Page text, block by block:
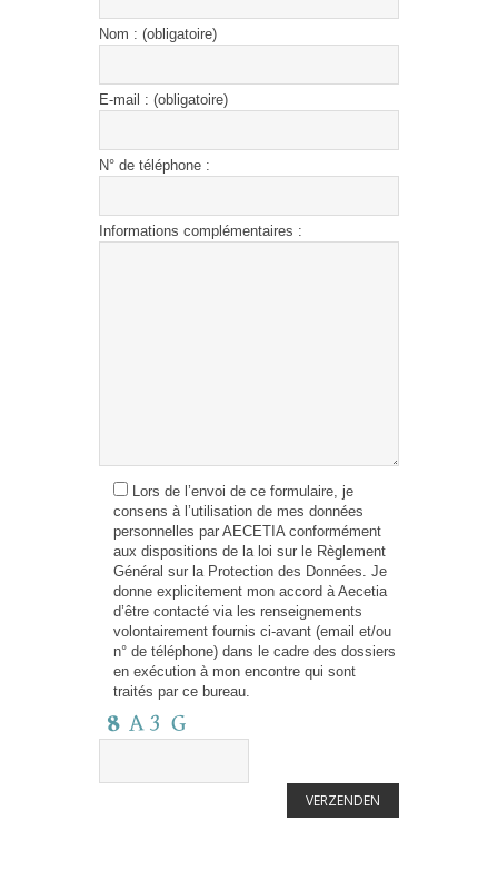
Nom : (obligatoire)
E-mail : (obligatoire)
N° de téléphone :
Informations complémentaires :
Lors de l’envoi de ce formulaire, je
consens à l’utilisation de mes données
personnelles par AECETIA conformément
aux dispositions de la loi sur le Règlement
Général sur la Protection des Données. Je
donne explicitement mon accord à Aecetia
d’être contacté via les renseignements
volontairement fournis ci-avant (email et/ou
n° de téléphone) dans le cadre des dossiers
en exécution à mon encontre qui sont
traités par ce bureau.